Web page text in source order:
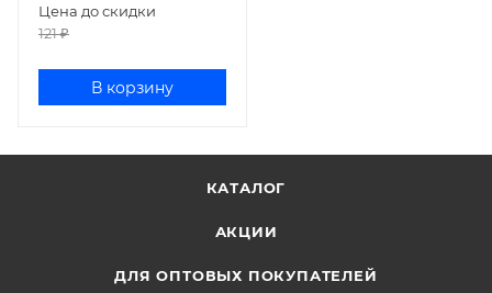
Цена до скидки
121₽
В корзину
КАТАЛОГ
АКЦИИ
ДЛЯ ОПТОВЫХ ПОКУПАТЕЛЕЙ